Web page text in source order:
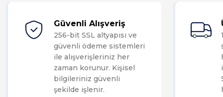
Güvenli Alışveriş
256-bit SSL altyapısı ve
güvenli ödeme sistemleri
ile alışverişleriniz her
zaman korunur. Kişisel
bilgileriniz güvenli
şekilde işlenir.